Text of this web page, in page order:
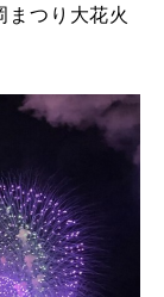
まつり大花火